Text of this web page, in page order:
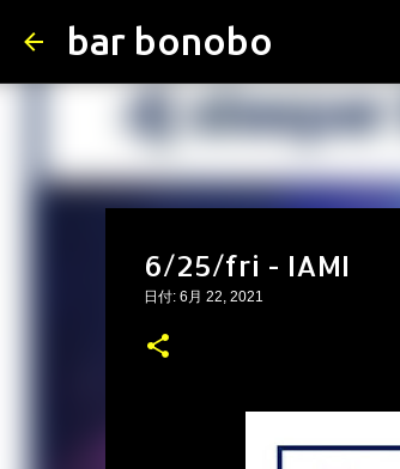
bar bonobo
6/25/fri - IAMI
日付: 6月 22, 2021